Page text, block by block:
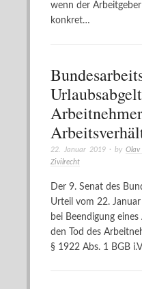
wenn der
konkret…
22. Januar 2019 · by Olav
Zivilrecht
Der 9. Senat des
Urteil vom 22.
bei Beendigung
den Tod des
§ 1922 Abs. 1 BGB